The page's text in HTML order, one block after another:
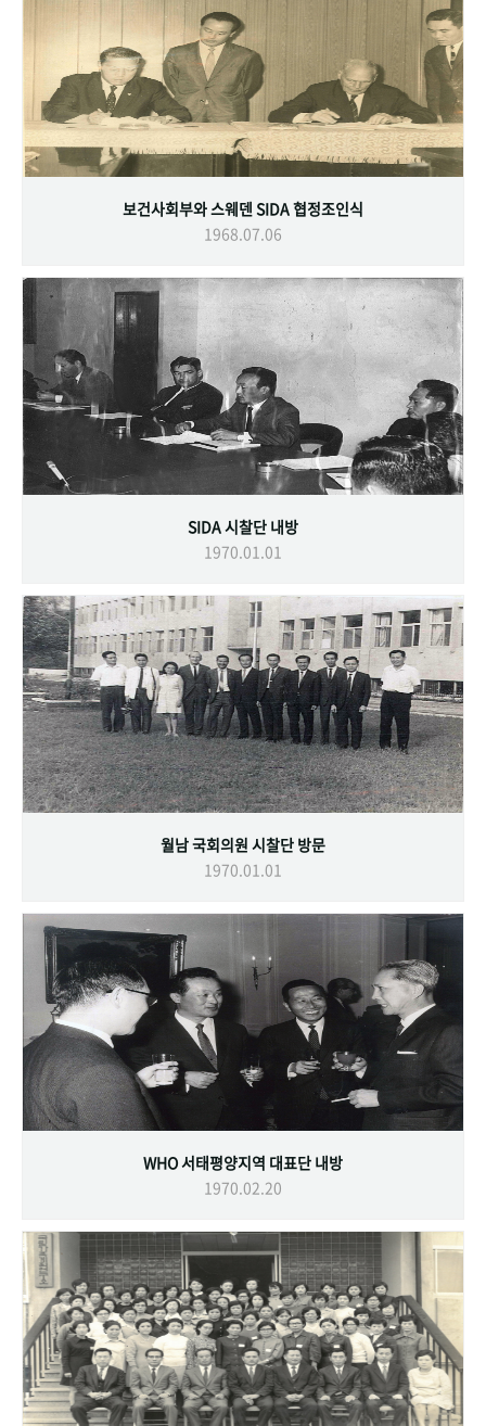
보건사회부와 스웨덴 SIDA 협정조인식
1968.07.06
SIDA 시찰단 내방
1970.01.01
월남 국회의원 시찰단 방문
1970.01.01
WHO 서태평양지역 대표단 내방
1970.02.20